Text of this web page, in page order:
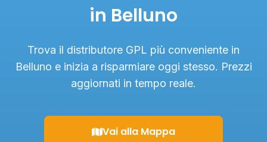
in Belluno
Trova il distributore GPL più conveniente in
Belluno e inizia a risparmiare oggi stesso. Prezzi
aggiornati in tempo reale.
Vai alla Mappa